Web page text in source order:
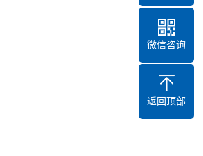
微信咨询
返回顶部